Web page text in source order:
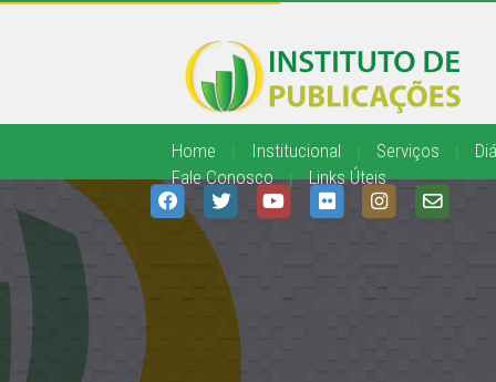
Home Institucional Serviços
Fale Conosco
| Links Úteis